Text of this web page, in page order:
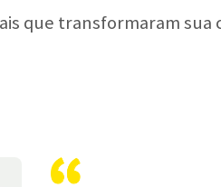
que transformaram